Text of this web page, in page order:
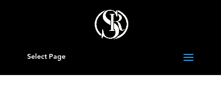
Select Page